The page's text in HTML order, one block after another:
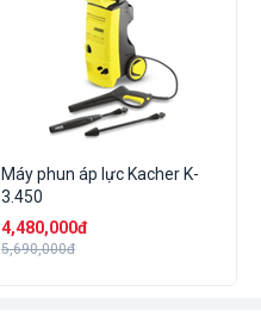
Máy phun áp lực Kacher K-
3.450
4,480,000đ
5,690,000đ